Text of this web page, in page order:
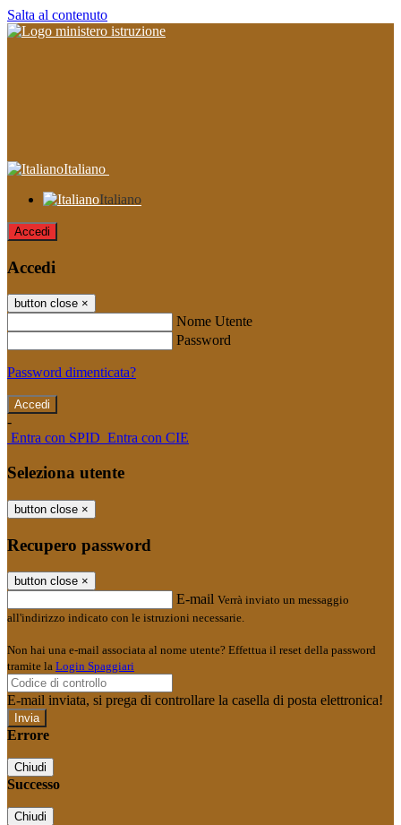
Salta al contenuto
Italiano
Italiano
Accedi
Accedi
button close ×
Nome Utente
Password
Password dimenticata?
-
Entra con SPID Entra con CIE
Seleziona utente
button close ×
Recupero password
button close ×
E-mail Verrà inviato un messaggio
all'indirizzo indicato con le istruzioni necessarie.
Non hai una e-mail associata al nome utente? Effettua il reset della password
tramite la Login Spaggiari
E-mail inviata, si prega di controllare la casella di posta elettronica!
Errore
Chiudi
Successo
Chiudi